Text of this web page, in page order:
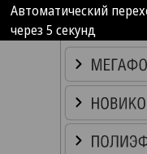
Автоматический
через5 секунд
Реклама в